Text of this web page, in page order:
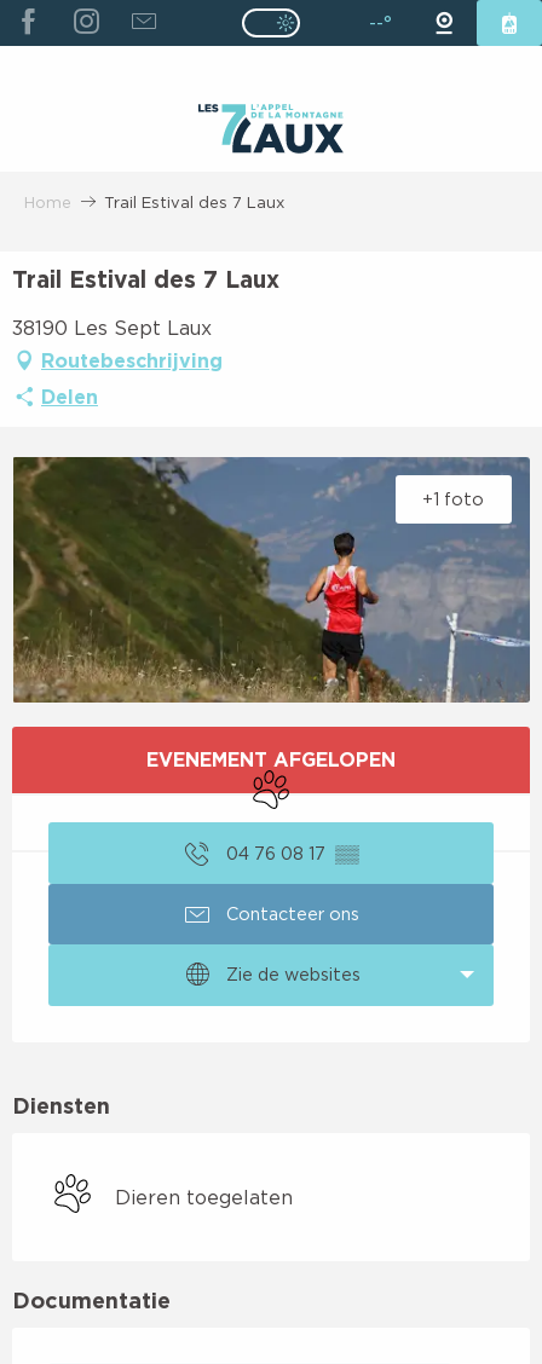
ALLER
AU
Page D’accueil Actuelle Été :
Page D’accueil Actuelle
--°
Home Trail Estival des 7 Laux
Trail Estival des 7 Laux
38190 Les Sept Laux
Routebeschrijving
Delen
+1 foto
EVENEMENT AFGELOPEN
Dieren toegelaten
04 76 08 17 ▒▒
Contacteer ons
Zie de websites
Diensten
Dieren toegelaten
Documentatie